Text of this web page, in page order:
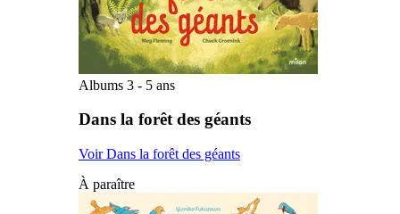
Albums 3 - 5 ans
Dans la forêt des géants
Voir Dans la forêt des géants
À paraître